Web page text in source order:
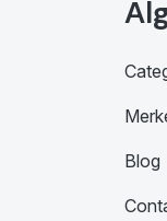
Blog